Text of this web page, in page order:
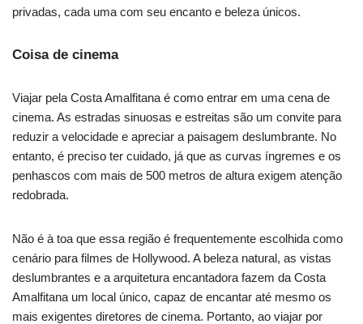
privadas, cada uma com seu encanto e beleza únicos.
Coisa de cinema
Viajar pela Costa Amalfitana é como entrar em uma cena de
cinema. As estradas sinuosas e estreitas são um convite para
reduzir a velocidade e apreciar a paisagem deslumbrante. No
entanto, é preciso ter cuidado, já que as curvas íngremes e os
penhascos com mais de 500 metros de altura exigem atenção
redobrada.
Não é à toa que essa região é frequentemente escolhida como
cenário para filmes de Hollywood. A beleza natural, as vistas
deslumbrantes e a arquitetura encantadora fazem da Costa
Amalfitana um local único, capaz de encantar até mesmo os
mais exigentes diretores de cinema. Portanto, ao viajar por